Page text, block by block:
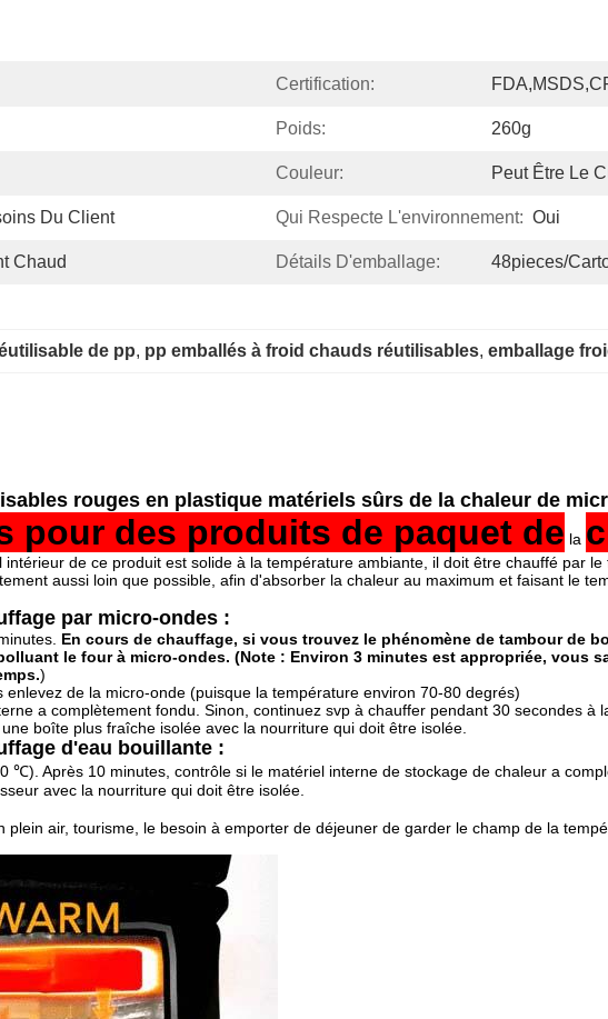
Certification:
Poids: 260g
Couleur: Peut Être Le
Du Client Qui Respecte L'environnement: Oui
Chaud Détails D'emballage: 48pieces/
de pp, pp emballés à froid chauds réutilisables, emballage
rouges en plastique matériels sûrs de la chaleur de
pour des produits de paquetde la
intérieur de ce produit est solide à la température ambiante, il doit être chauffé par
aussi loin que possible, afin d'absorber la chaleur au maximum et faisant le
par micro-ondes :
En cours de chauffage, si vous trouvez le phénomène de tambour de
le four à micro-ondes. (Note : Environ 3 minutes est appropriée, vous
)
de la micro-onde (puisque la température environ 70-80 degrés)
a complètement fondu. Sinon, continuez svp à chauffer pendant 30 secondes à
boîte plus fraîche isolée avec la nourriture qui doit être isolée.
d'eau bouillante :
℃). Après 10 minutes, contrôle si le matériel interne de stockage de chaleur a
avec la nourriture qui doit être isolée.
air, tourisme, le besoin à emporter de déjeuner de garder le champ de la